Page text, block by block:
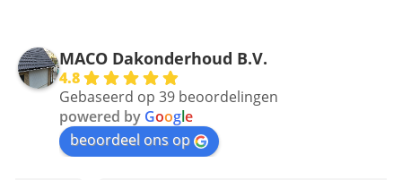
MACO Dakonderhoud B.V.
4.8
Gebaseerd op 39 beoordelingen
powered by Google
beoordeel ons op